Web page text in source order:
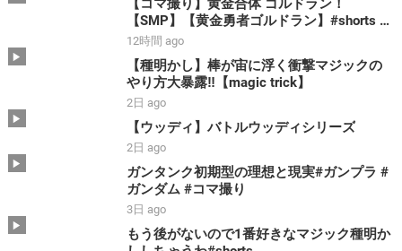
【コマ撮り】黄金合体 ゴルドラン！
【SMP】【黄金勇者ゴルドラン】#shorts #
ゴルドラン #smp #stopmotion #黄金合体 ＃
勇者 #bandai
12時間 ago
【種明かし】棒が宙に浮く衝撃マジックの
やり方大暴露‼️【magic trick】
2日 ago
【ウッディ】バトルウッディシリーズ
2日 ago
ガンタンク初期型の理想と現実#ガンプラ #
ガンダム #コマ撮り
3日 ago
もう後がないので1番好きなマジック種明か